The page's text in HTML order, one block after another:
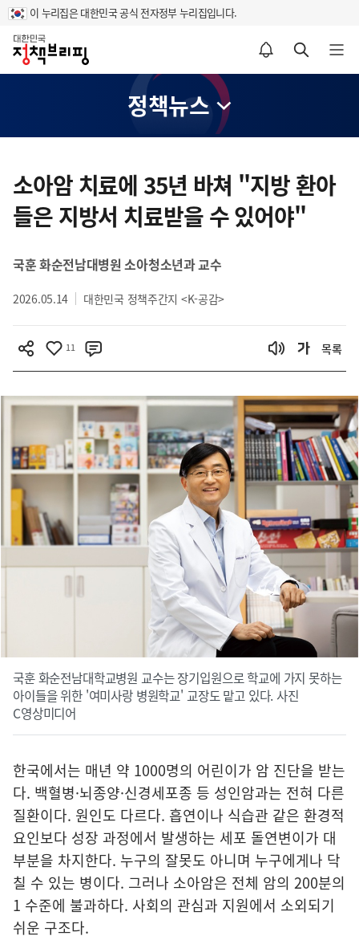
이 누리집은 대한민국 공식 전자정부 누리집입니다.
홈
알림설정 바로가기 검색 바로가기 메뉴 열기
정책뉴스
츠
영
소아암 치료에 35년 바쳐 "지방 환아
들은 지방서 치료받을 수 있어야"
국훈 화순전남대병원 소아청소년과 교수
2026.05.14 대한민국 정책주간지 <K-공감>
11 목록
국훈 화순전남대학교병원 교수는 장기입원으로 학교에 가지 못하는
아이들을 위한 '여미사랑 병원학교' 교장도 맡고 있다. 사진
C영상미디어
한국에서는 매년 약 1000명의 어린이가 암 진단을 받는
다. 백혈병·뇌종양·신경세포종 등 성인암과는 전혀 다른
질환이다. 원인도 다르다. 흡연이나 식습관 같은 환경적
요인보다 성장 과정에서 발생하는 세포 돌연변이가 대
부분을 차지한다. 누구의 잘못도 아니며 누구에게나 닥
칠 수 있는 병이다. 그러나 소아암은 전체 암의 200분의
1 수준에 불과하다. 사회의 관심과 지원에서 소외되기
쉬운 구조다.